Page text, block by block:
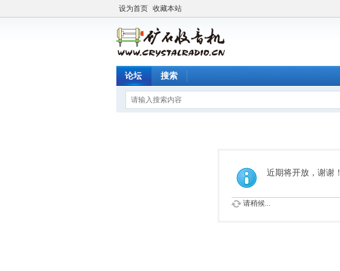
设为首页 收藏本站
论坛 搜索
近期将开放，谢谢！
请稍候...